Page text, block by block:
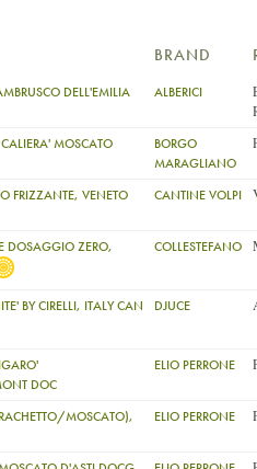
BRAND
DELL'EMILIA
ALBERICI
MOSCATO
BORGO
MARAGLIANO
FRIZZANTE, VENETO
CANTINE VOLPI
DOSAGGIO ZERO,
COLLESTEFANO
BY CIRELLI, ITALY CAN
DJUCE
DOC
ELIO PERRONE
MOSCATO),
ELIO PERRONE